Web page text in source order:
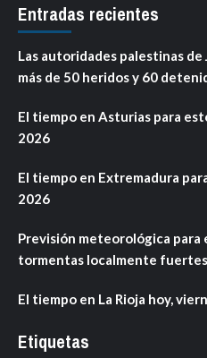
Entradas recientes
Las autoridades palestinas
más de 50 heridos y 60
El tiempo en Asturias para
2026
El tiempo en Extremadura
2026
Previsión meteorológica para
tormentas localmente
El tiempo en La Rioja hoy,
Etiquetas